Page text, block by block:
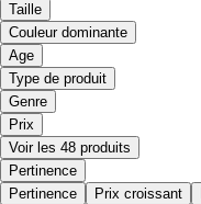
Taille
Couleur dominante
Age
Type de produit
Genre
Prix
Voir les 48 produits
Pertinence
Pertinence
Prix croissant